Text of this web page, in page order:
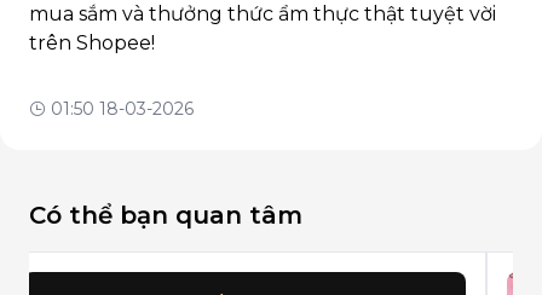
mua sắm và thưởng thức ẩm thực thật tuyệt vời
trên Shopee!
01:50 18-03-2026
Có thể bạn quan tâm